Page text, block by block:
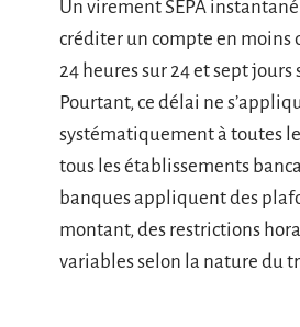
Un virement SEPA instantané
créditer un compte en moins
24 heures sur 24 et sept jours
Pourtant, ce délai ne
systématiquement à toutes
tous les établissements
banques appliquent des
montant, des restrictions
variables selon la nature du